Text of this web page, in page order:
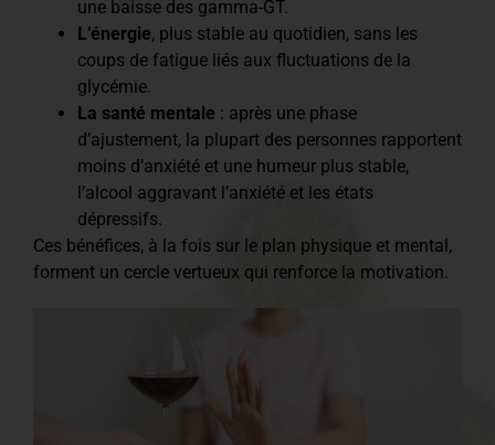
une baisse des gamma-GT.
L’énergie, plus stable au quotidien, sans les
coups de fatigue liés aux fluctuations de la
glycémie.
La santé mentale : après une phase
d’ajustement, la plupart des personnes rapportent
moins d’anxiété et une humeur plus stable,
l’alcool aggravant l’anxiété et les états
dépressifs.
Ces bénéfices, à la fois sur le plan physique et mental,
forment un cercle vertueux qui renforce la motivation.